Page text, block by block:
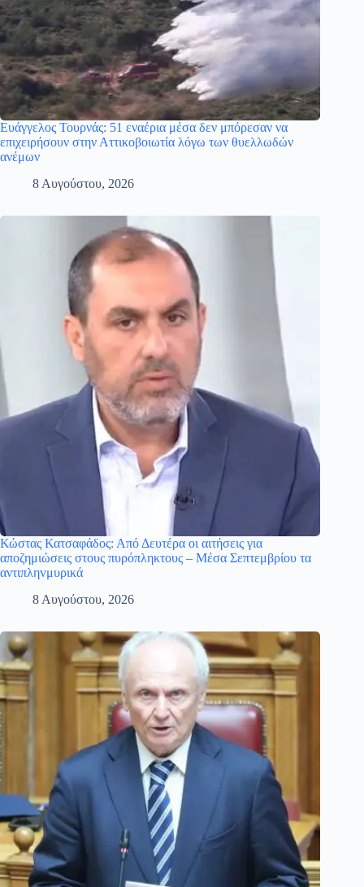
Ευάγγελος Τουρνάς: 51 εναέρια μέσα δεν μπόρεσαν να
επιχειρήσουν στην Αττικοβοιωτία λόγω των θυελλωδών
ανέμων
8 Αυγούστου, 2026
Κώστας Κατσαφάδος: Από Δευτέρα οι αιτήσεις για
αποζημιώσεις στους πυρόπληκτους – Μέσα Σεπτεμβρίου τα
αντιπληvμυρικά
8 Αυγούστου, 2026